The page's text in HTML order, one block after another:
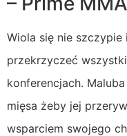
Wiola się nie
przekrzyczeć
konferencjach.
mięsa żeby jej
wsparciem swojego